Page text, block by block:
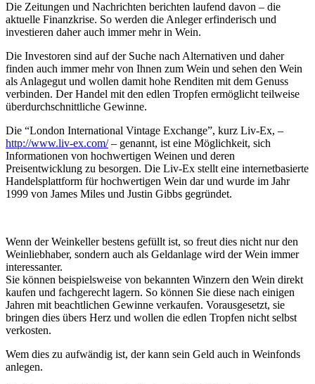
Die Zeitungen und Nachrichten berichten laufend davon – die
aktuelle Finanzkrise. So werden die Anleger erfinderisch und
investieren daher auch immer mehr in Wein.
Die Investoren sind auf der Suche nach Alternativen und daher
finden auch immer mehr von Ihnen zum Wein und sehen den Wein
als Anlagegut und wollen damit hohe Renditen mit dem Genuss
verbinden. Der Handel mit den edlen Tropfen ermöglicht teilweise
überdurchschnittliche Gewinne.
Die “London International Vintage Exchange”, kurz Liv-Ex, –
http://www.liv-ex.com/– genannt, ist eine Möglichkeit, sich
Informationen von hochwertigen Weinen und deren
Preisentwicklung zu besorgen. Die Liv-Ex stellt eine internetbasierte
Handelsplattform für hochwertigen Wein dar und wurde im Jahr
1999 von James Miles und Justin Gibbs gegründet.
Wenn der Weinkeller bestens gefüllt ist, so freut dies nicht nur den
Weinliebhaber, sondern auch als Geldanlage wird der Wein immer
interessanter.
Sie können beispielsweise von bekannten Winzern den Wein direkt
kaufen und fachgerecht lagern. So können Sie diese nach einigen
Jahren mit beachtlichen Gewinne verkaufen. Vorausgesetzt, sie
bringen dies übers Herz und wollen die edlen Tropfen nicht selbst
verkosten.
Wem dies zu aufwändig ist, der kann sein Geld auch in Weinfonds
anlegen.